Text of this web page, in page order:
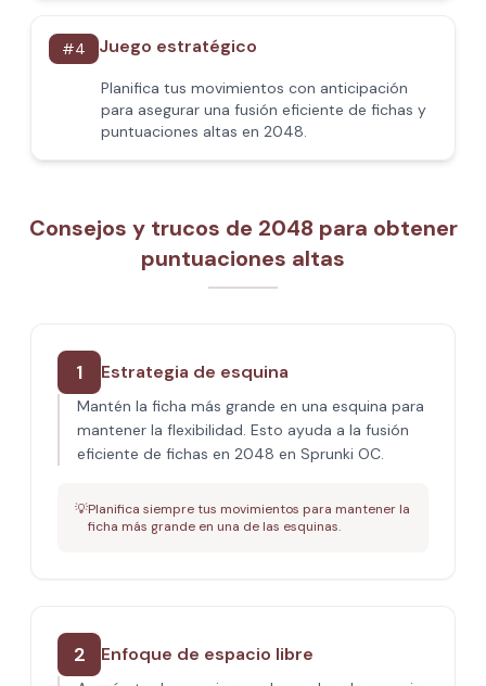
#4 Juego estratégico
Planifica tus movimientos con anticipación
para asegurar una fusión eficiente de fichas y
puntuaciones altas en 2048.
Consejos y trucos de 2048 para obtener
puntuaciones altas
1 Estrategia de esquina
Mantén la ficha más grande en una esquina para
mantener la flexibilidad. Esto ayuda a la fusión
eficiente de fichas en 2048 en Sprunki OC.
💡Planifica siempre tus movimientos para mantener la
ficha más grande en una de las esquinas.
2 Enfoque de espacio libre